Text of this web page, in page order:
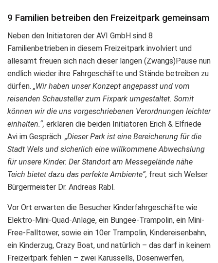
9 Familien betreiben den Freizeitpark gemeinsam
Neben den Initiatoren der AVI GmbH sind 8
Familienbetrieben in diesem Freizeitpark involviert und
allesamt freuen sich nach dieser langen (Zwangs)Pause nun
endlich wieder ihre Fahrgeschäfte und Stände betreiben zu
dürfen. „Wir haben unser Konzept angepasst und vom
reisenden Schausteller zum Fixpark umgestaltet. Somit
können wir die uns vorgeschriebenen Verordnungen leichter
einhalten.“, erklären die beiden Initiatoren Erich & Elfriede
Avi im Gespräch. „Dieser Park ist eine Bereicherung für die
Stadt Wels und sicherlich eine willkommene Abwechslung
für unsere Kinder. Der Standort am Messegelände nähe
Teich bietet dazu das perfekte Ambiente“, freut sich Welser
Bürgermeister Dr. Andreas Rabl.
Vor Ort erwarten die Besucher Kinderfahrgeschäfte wie
Elektro-Mini-Quad-Anlage, ein Bungee-Trampolin, ein Mini-
Free-Falltower, sowie ein 10er Trampolin, Kindereisenbahn,
ein Kinderzug, Crazy Boat, und natürlich – das darf in keinem
Freizeitpark fehlen – zwei Karussells, Dosenwerfen,